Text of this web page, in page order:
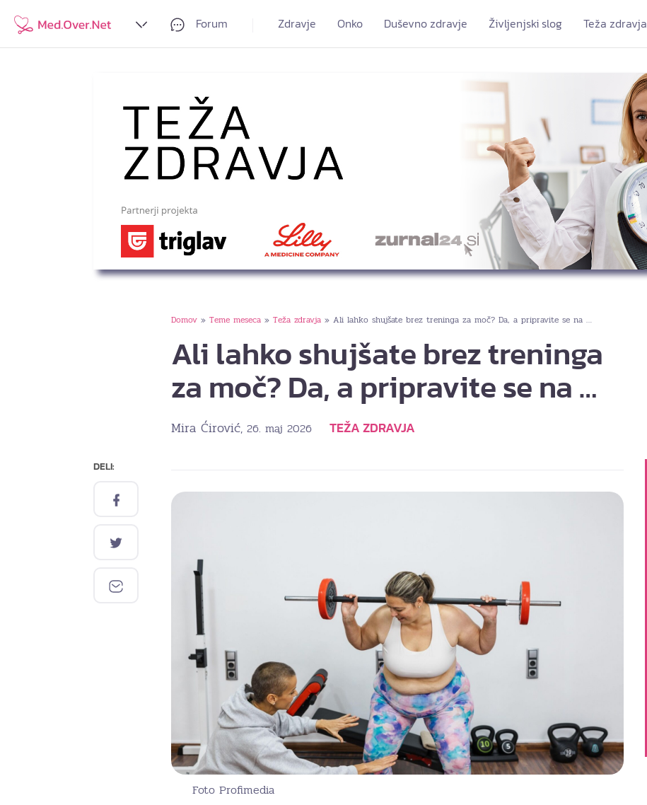
Forum Zdravje Onko Duševno zdravje Življenjski slog Teža zdravja
Domov » Teme meseca » Teža zdravja » Ali lahko shujšate brez treninga za moč? Da, a pripravite se na …
Ali lahko shujšate brez treninga
za moč? Da, a pripravite se na …
Mira Ćirović, 26. maj 2026 TEŽA ZDRAVJA
DELI:
Foto Profimedia